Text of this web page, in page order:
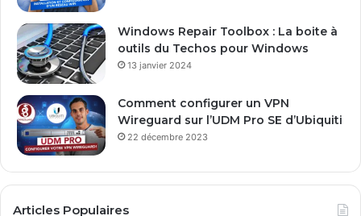
Windows Repair Toolbox : La boite à
outils du Techos pour Windows
13 janvier 2024
Comment configurer un VPN
Wireguard sur l’UDM Pro SE d’Ubiquiti
22 décembre 2023
Articles Populaires